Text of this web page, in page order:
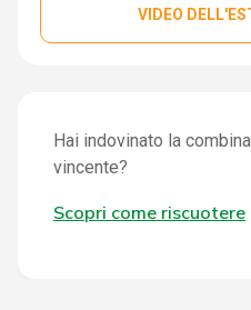
VIDEO
Hai indovinato la
vincente?
Scopri come riscuotere